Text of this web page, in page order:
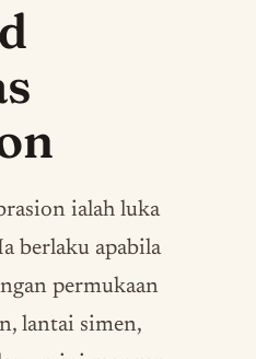
ialah luka
berlaku apabila
permukaan
lantai simen,